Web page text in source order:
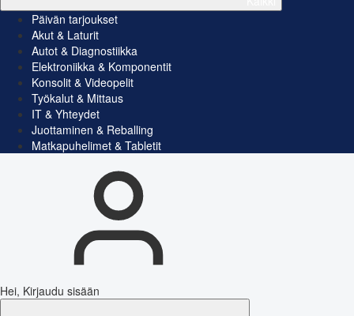
Päivän tarjoukset
Akut & Laturit
Autot & Diagnostiikka
Elektroniikka & Komponentit
Konsolit & Videopelit
Työkalut & Mittaus
IT & Yhteydet
Juottaminen & Reballing
Matkapuhelimet & Tabletit
Hei, Kirjaudu sisään